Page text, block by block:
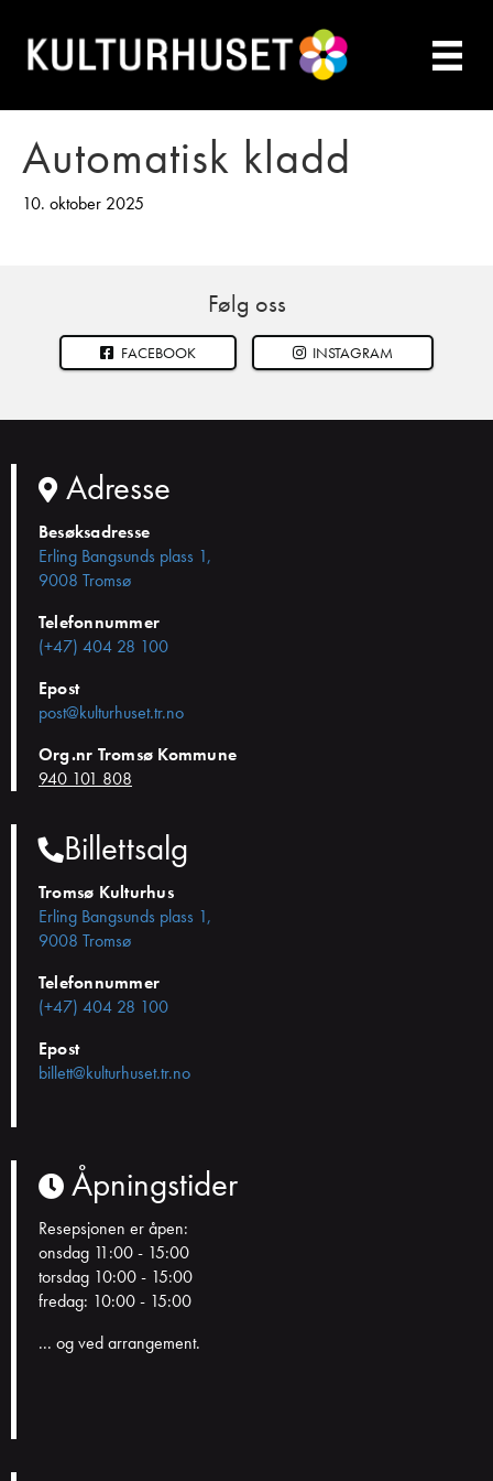
Automatisk kladd
10. oktober 2025
Følg oss
FACEBOOK INSTAGRAM
Adresse
Besøksadresse
Erling Bangsunds plass 1,
9008 Tromsø
Telefonnummer
(+47) 404 28 100
Epost
post@kulturhuset.tr.no
Org.nr Tromsø Kommune
940 101 808
Billettsalg
Tromsø Kulturhus
Erling Bangsunds plass 1,
9008 Tromsø
Telefonnummer
(+47) 404 28 100
Epost
billett@kulturhuset.tr.no
Åpningstider
Resepsjonen er åpen:
onsdag 11:00 - 15:00
torsdag 10:00 - 15:00
fredag: 10:00 - 15:00
... og ved arrangement.